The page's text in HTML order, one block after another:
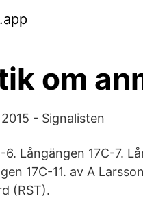
om
- Signalisten
6. Långängen 17C-7.
17C-11. av A
(RST).